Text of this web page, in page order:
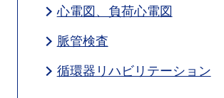
心電図、負荷心電図
脈管検査
循環器リハビリテーション